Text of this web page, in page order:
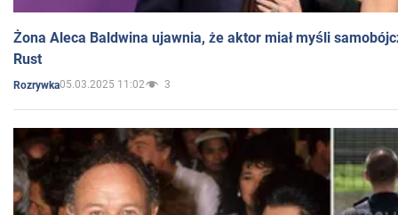
Żona Aleca Baldwina ujawnia, że aktor miał myśli
Rust
Rozrywka05.03.2025 11:02 3